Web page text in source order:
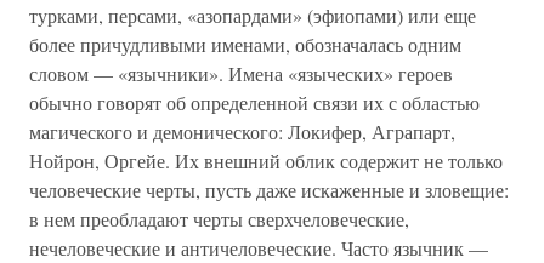
турками, персами, «азопардами» (эфиопами) или еще
более причудливыми именами, обозначалась одним
словом — «язычники». Имена «языческих» героев
обычно говорят об определенной связи их с областью
магического и демонического: Локифер, Аграпарт,
Нойрон, Оргейе. Их внешний облик содержит не только
человеческие черты, пусть даже искаженные и зловещие:
в нем преобладают черты сверхчеловеческие,
нечеловеческие и античеловеческие. Часто язычник —